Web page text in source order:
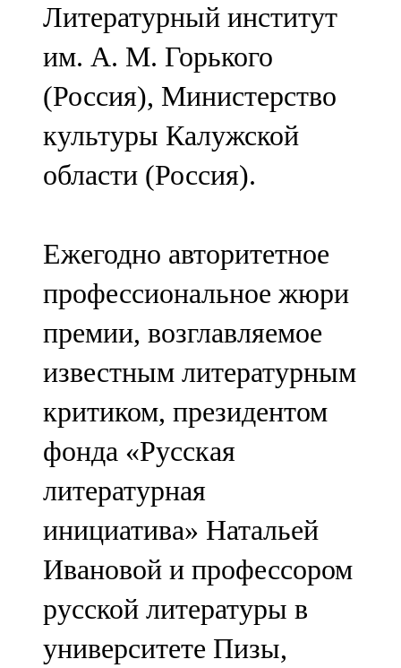
Литературный институт
им. А. М. Горького
(Россия), Министерство
культуры Калужской
области (Россия).
Ежегодно авторитетное
профессиональное жюри
премии, возглавляемое
известным литературным
критиком, президентом
фонда «Русская
литературная
инициатива» Натальей
Ивановой и профессором
русской литературы в
университете Пизы,